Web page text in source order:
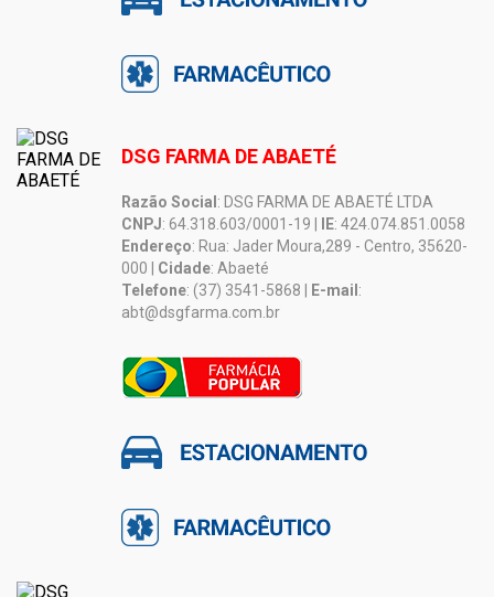
DSG FARMA DE ABAETÉ
Razão Social : DSG FARMA DE ABAETÉ LTDA
CNPJ: 64.318.603/0001-19 | IE: 424.074.851.0058
Endereço: Rua: Jader Moura,289 - Centro, 35620-
000 | Cidade: Abaeté
Telefone: (37) 3541-5868 | E-mail :
abt@dsgfarma.com.br